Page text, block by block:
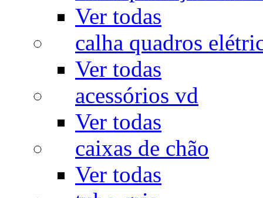
Ver todas
calha quadros
Ver todas
acessórios vd
Ver todas
caixas de chão
Ver todas